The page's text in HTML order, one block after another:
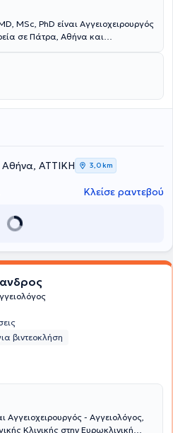
MSc, PhD είναι Αγγειοχειρουργός
σε Πάτρα, Αθήνα και
ιδιαίτερη εμπειρία στην
με laser και στον έλεγχο
χρήση dopler και triplex. Στο
οι σύγχρονες τεχνικές για τις
λεφοιδήματα και θρομβώσεις.
για νεφροπαθείς, αλλά
ΑΤΤΙΚΗ 3,0 km
Κλείσε ραντεβού
βιντεοκλήση
Αγγειοχειρουργός - Αγγειολόγος,
Κλινικής στην Ευρωκλινική